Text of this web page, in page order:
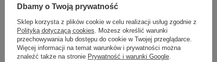
jasny brązowy
L 4063813279625
XXL 4063813279649 - +
Dbamy o Twoją prywatność
Sklep korzysta z plików cookie w celu realizacji usług zgodnie z
Polityką dotyczącą cookies . Możesz określić warunki
przechowywania lub dostępu do cookie w Twojej przeglądarce.
Więcej informacji na temat warunków i prywatności można
znaleźć także na stronie Prywatność i warunki Google